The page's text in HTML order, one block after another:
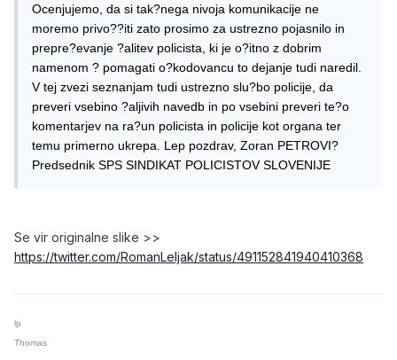
Ocenjujemo, da si tak?nega nivoja komunikacije ne
moremo privo??iti zato prosimo za ustrezno pojasnilo in
prepre?evanje ?alitev policista, ki je o?itno z dobrim
namenom ? pomagati o?kodovancu to dejanje tudi naredil.
V tej zvezi seznanjam tudi ustrezno slu?bo policije, da
preveri vsebino ?aljivih navedb in po vsebini preveri te?o
komentarjev na ra?un policista in policije kot organa ter
temu primerno ukrepa. Lep pozdrav, Zoran PETROVI?
Predsednik SPS SINDIKAT POLICISTOV SLOVENIJE
Se vir originalne slike >>
https://twitter.com/RomanLeljak/status/491152841940410368
lp
Thomas